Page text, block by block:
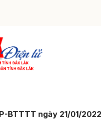
BTTTT ngày 21/01/2022